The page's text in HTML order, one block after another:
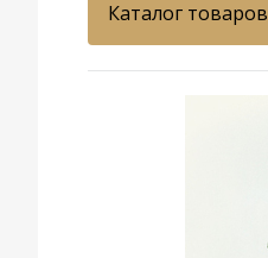
Каталог товаров